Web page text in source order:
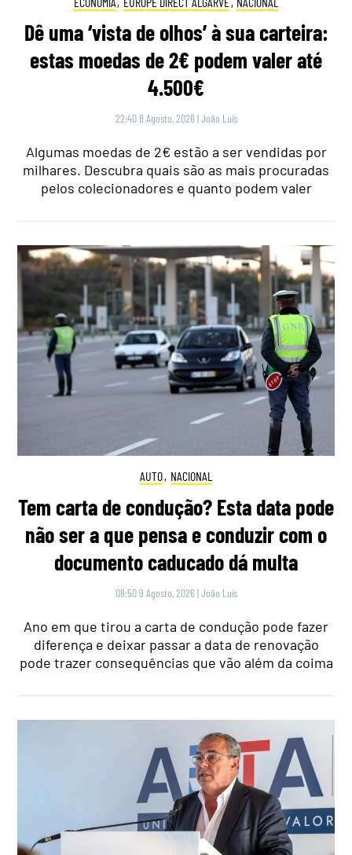
Dê uma ‘vista de olhos’ à sua carteira:
estas moedas de 2€ podem valer até
4.500€
22:40 8 Agosto, 2026 |João Luís
Algumas moedas de 2€ estão a ser vendidas por
milhares. Descubra quais são as mais procuradas
pelos colecionadores e quanto podem valer
AUTO, NACIONAL
Tem carta de condução? Esta data pode
não ser a que pensa e conduzir com o
documento caducado dá multa
08:50 9 Agosto, 2026 |João Luís
Ano em que tirou a carta de condução pode fazer
diferença e deixar passar a data de renovação
pode trazer consequências que vão além da coima